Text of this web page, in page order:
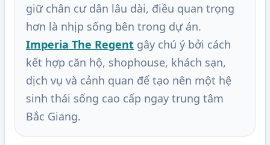
giữ chân cư dân lâu dài, điều quan trọng
hơn là nhịp sống bên trong dự án.
Imperia The Regent gây chú ý bởi cách
kết hợp căn hộ, shophouse, khách sạn,
dịch vụ và cảnh quan để tạo nên một hệ
sinh thái sống cao cấp ngay trung tâm
Bắc Giang.